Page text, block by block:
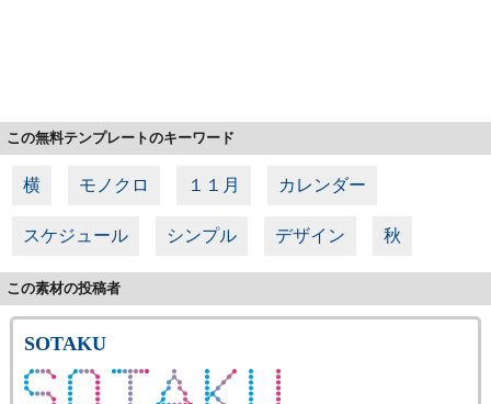
この無料テンプレートのキーワード
横 モノクロ １１月 カレンダー
スケジュール シンプル デザイン 秋
この素材の投稿者
SOTAKU